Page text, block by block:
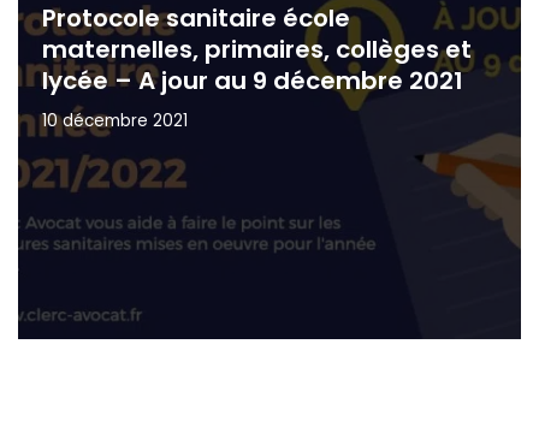
Protocole sanitaire école
maternelles, primaires, collèges et
lycée – A jour au 9 décembre 2021
10 décembre 2021